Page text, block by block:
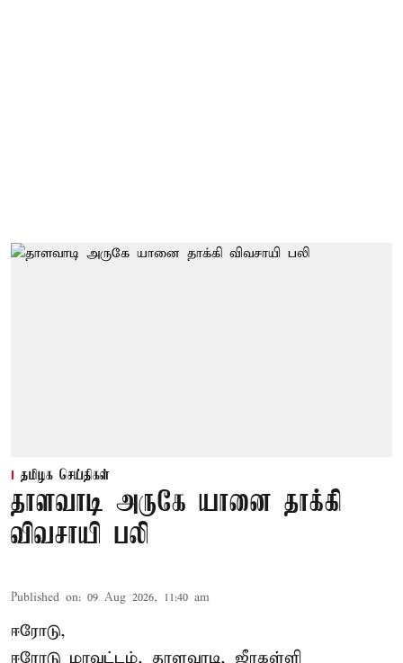
தமிழக செய்திகள்
தாளவாடி அருகே யானை தாக்கி
விவசாயி பலி
Published on: 09 Aug 2026, 11:40 am
ஈரோடு,
ஈரோடு மாவட்டம், தாளவாடி, ஜீரகள்ளி